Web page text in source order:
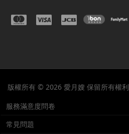
版權所有 © 2026 愛月嫂 保留所有權利
服務滿意度問卷
常見問題